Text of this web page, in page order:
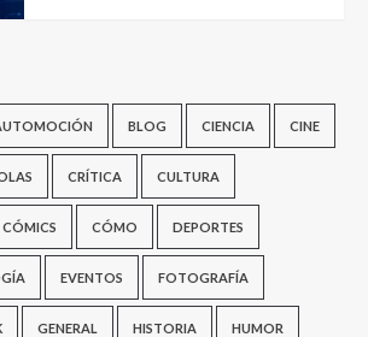
BLOG CIENCIA CINE
CRÍTICA CULTURA
CÓMICS CÓMO DEPORTES
EVENTOS FOTOGRAFÍA
GENERAL HISTORIA HUMOR